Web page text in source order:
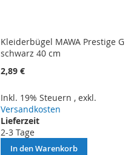
Kleiderbügel MAWA Prestige G
schwarz 40 cm
2,89 €
Inkl. 19% Steuern ,exkl.
Versandkosten
Lieferzeit
2-3 Tage
In den Warenkorb